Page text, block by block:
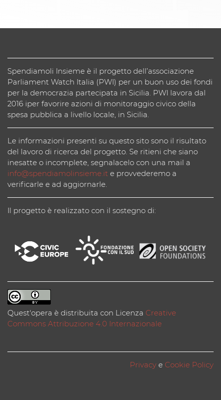
Spendiamoli Insieme è il progetto dell’associazione
Parliament Watch Italia (PWI) per un buon uso dei fondi
per la democrazia partecipata in Sicilia. PWI lavora dal
2016 iper favorire azioni di monitoraggio civico della
spesa pubblica a livello locale, in Sicilia.
Le informazioni presenti su questo sito sono il risultato
del lavoro di ricerca del progetto. Se ritieni che siano
inesatte o incomplete, segnalacelo con una mail a
info@spendiamolinsieme.it e provvederemo a
verificarle e ad aggiornarle.
Il progetto è realizzato con il sostegno di:
Quest'opera è distribuita con Licenza Creative
Commons Attribuzione 4.0 Internazionale
Privacy e Cookie Policy